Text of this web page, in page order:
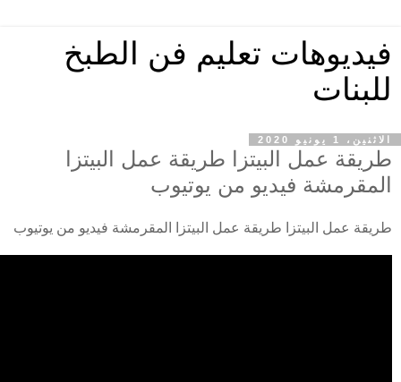
فيديوهات تعليم فن الطبخ
للبنات
الاثنين، 1 يونيو 2020
طريقة عمل البيتزا طريقة عمل البيتزا
المقرمشة فيديو من يوتيوب
طريقة عمل البيتزا طريقة عمل البيتزا المقرمشة فيديو من يوتيوب